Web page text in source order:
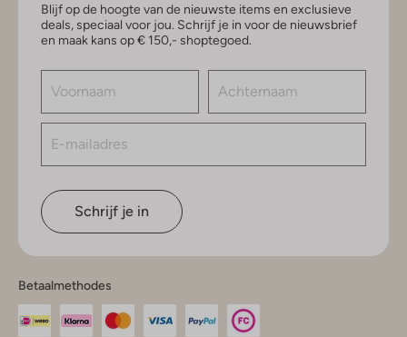
Blijf op de hoogte van de nieuwste items en exclusieve
deals, speciaal voor jou. Schrijf je in voor de nieuwsbrief
en maak kans op € 150,- shoptegoed.
Schrijf je in
Betaalmethodes